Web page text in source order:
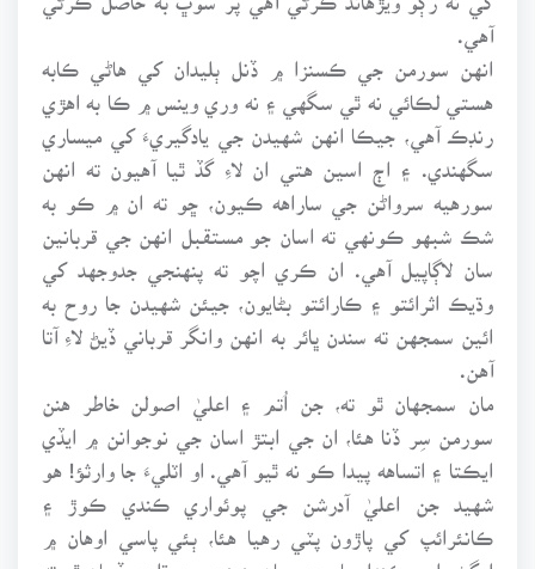
آهي.
انهن سورمن جي ڪسنزا ۾ ڏنل ٻليدان کي هاڻي ڪابه
هستي لڪائي نه ٿي سگهي ۽ نه وري وينس ۾ ڪا به اهڙي
رنڊڪ آهي، جيڪا انهن شهيدن جي يادگيريءَ کي ميساري
سگهندي. ۽ اڄ اسين هتي ان لاءِ گڏ ٿيا آهيون ته انهن
سورهيه سرواڻن جي ساراهه ڪيون، ڇو ته ان ۾ ڪو به
شڪ شبهو ڪونهي ته اسان جو مستقبل انهن جي قربانين
سان لاڳاپيل آهي. ان ڪري اچو ته پنهنجي جدوجهد کي
وڌيڪ اثرائتو ۽ ڪارائتو بڻايون، جيئن شهيدن جا روح به
ائين سمجهن ته سندن ڀائر به انهن وانگر قرباني ڏيڻ لاءِ آتا
آهن.
مان سمجهان ٿو ته، جن اُتم ۽ اعليٰ اصولن خاطر هنن
سورمن سِر ڏنا هئا، ان جي ابتڙ اسان جي نوجوانن ۾ ايڏي
ايڪتا ۽ اتساهه پيدا ڪو نه ٿيو آهي. او اٽليءَ جا وارثؤ! هو
شهيد جن اعليٰ آدرشن جي پوئواري ڪندي ڪوڙ ۽
ڪانئرائپ کي پاڙون پٽي رهيا هئا، ٻئي پاسي اوهان ۾
اوگڻ واسو ڪندا پيا وڃن. مان پنهنجي چوڌاري ڏسان ٿو ته